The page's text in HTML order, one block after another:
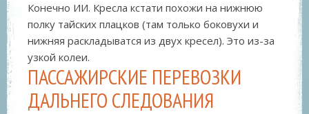
Конечно ИИ. Кресла кстати похожи на нижнюю
полку тайских плацков (там только боковухи и
нижняя раскладыватся из двух кресел). Это из-за
узкой колеи.
ПАССАЖИРСКИЕ ПЕРЕВОЗКИ
ДАЛЬНЕГО СЛЕДОВАНИЯ